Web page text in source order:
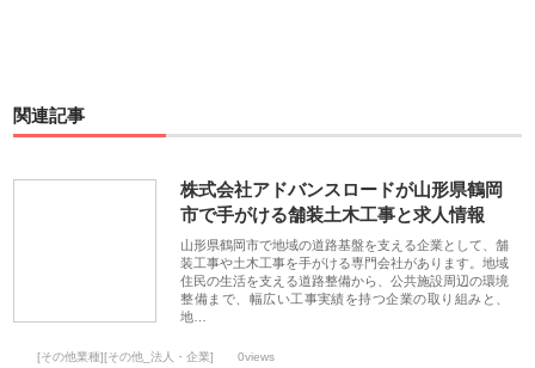
関連記事
株式会社アドバンスロードが山形県鶴岡
市で手がける舗装土木工事と求人情報
山形県鶴岡市で地域の道路基盤を支える企業として、舗
装工事や土木工事を手がける専門会社があります。地域
住民の生活を支える道路整備から、公共施設周辺の環境
整備まで、幅広い工事実績を持つ企業の取り組みと、
地…
[その他業種][その他_法人・企業] 0views